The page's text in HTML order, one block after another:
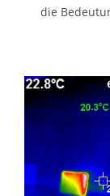
die